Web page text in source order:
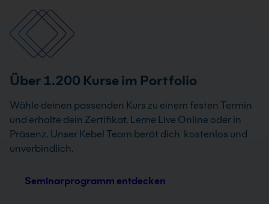
Über 1.200 Kurse im Portfolio
Wähle deinen passenden Kurs zu einem festen Termin
und erhalte dein Zertifikat. Lerne Live Online oder in
Präsenz. Unser Kebel Team berät dich kostenlos und
unverbindlich.
Seminarprogramm entdecken